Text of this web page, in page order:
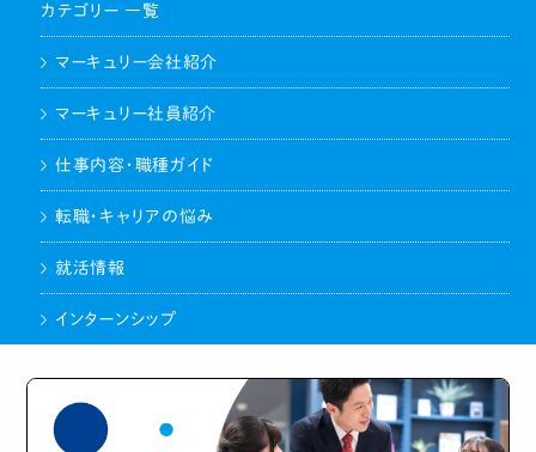
カテゴリー 一覧
マーキュリー会社紹介
マーキュリー社員紹介
仕事内容・職種ガイド
転職・キャリアの悩み
就活情報
インターンシップ